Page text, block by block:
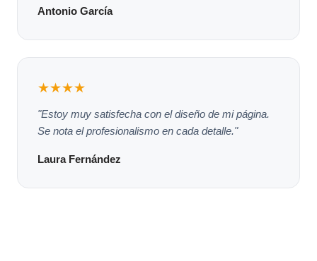
Antonio García
★★★★
"Estoy muy satisfecha con el diseño de mi página.
Se nota el profesionalismo en cada detalle."
Laura Fernández